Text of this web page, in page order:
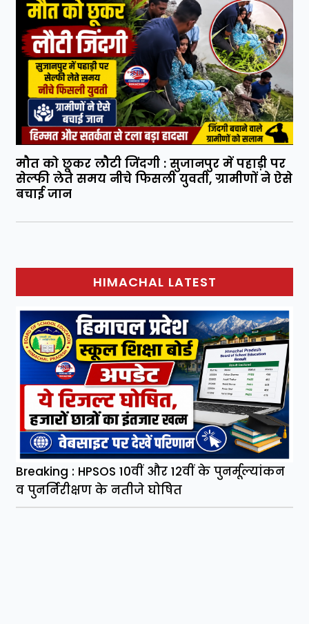
मौत को छूकर लौटी जिंदगी : सुजानपुर में पहाड़ी पर
सेल्फी लेते समय नीचे फिसली युवती, ग्रामीणों ने ऐसे
बचाई जान
HIMACHAL LATEST
Breaking : HPSOS 10वीं और 12वीं के पुनर्मूल्यांकन
व पुनर्निरीक्षण के नतीजे घोषित